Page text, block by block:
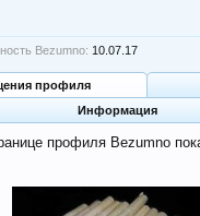
Bezumno: 10.07.17
профиля
Информация
профиля Bezumno